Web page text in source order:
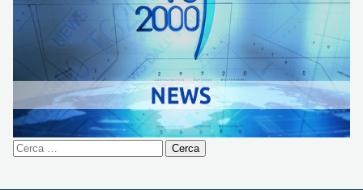
Ricerca
per: